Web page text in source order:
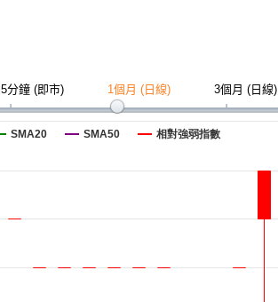
5分鐘 (即市) 1個月 (日線) 3個月 (日線)